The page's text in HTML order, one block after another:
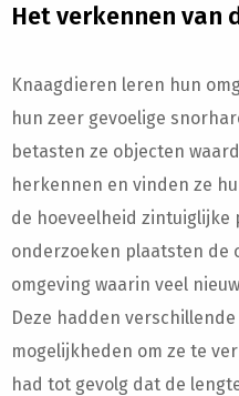
Het verkennen van
Knaagdieren leren hun
hun zeer gevoelige
betasten ze objecten
herkennen en vinden ze
de hoeveelheid
onderzoeken plaatsten de
omgeving waarin veel
Deze hadden
mogelijkheden om ze te
had tot gevolg dat de